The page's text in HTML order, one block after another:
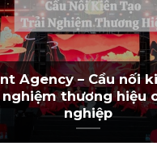
Agency – Cầu nối
thương hiệu
nghiệp